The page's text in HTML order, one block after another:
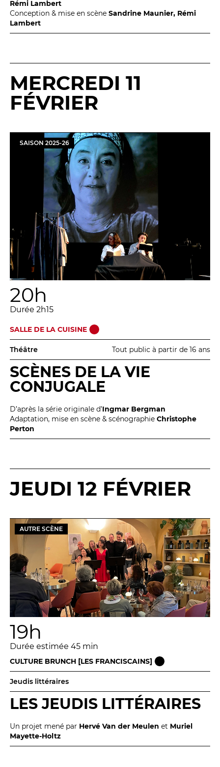
Rémi Lambert
Conception & mise en scène Sandrine Maunier, Rémi
Lambert
MERCREDI 11
FÉVRIER
SAISON 2025-26
20h
Durée 2h15
SALLE DE LA CUISINE
Théâtre Tout public à partir de 16 ans
SCÈNES DE LA VIE
CONJUGALE
D’après la série originale d’Ingmar Bergman
Adaptation, mise en scène & scénographie Christophe
Perton
JEUDI 12 FÉVRIER
AUTRE SCÈNE
19h
Durée estimée 45 min
CULTURE BRUNCH [LES FRANCISCAINS]
Jeudis littéraires
LES JEUDIS LITTÉRAIRES
Un projet mené par Hervé Van der Meulen et Muriel
Mayette-Holtz